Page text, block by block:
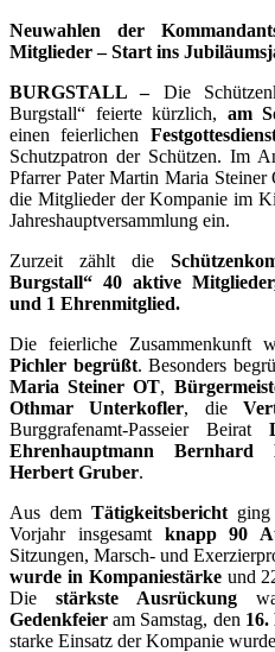
Neuwahlen der
Mitglieder – Start ins
BURGSTALL – Die
Burgstall“ feierte kürzlich, am
einen feierlichen
Schutzpatron der Schützen. Im
Pfarrer Pater Martin Maria
die Mitglieder der Kompanie im
Jahreshauptversammlung ein.
Zurzeit zählt die
Burgstall“ 40 aktive
und 1 Ehrenmitglied.
Die feierliche Zusammenkunft
Pichler begrüßt. Besonders
Maria Steiner OT,
Othmar Unterkofler, die
Burggrafenamt-Passeier Beirat
Ehrenhauptmann
Herbert Gruber.
Aus dem Tätigkeitsbericht
Vorjahr insgesamt knapp 90
Sitzungen, Marsch- und
wurde in Kompaniestärkeund
Die stärkste Ausrückung
Gedenkfeieram Samstag, den
starke Einsatz der Kompanie